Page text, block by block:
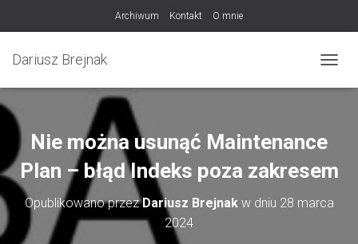
Archiwum Kontakt O mnie
Dariusz Brejnak
Nie można usunąć Maintenance
Plan – błąd Indeks poza zakresem
Opublikowano przezDariusz Brejnakw dniu 28 marca
2024